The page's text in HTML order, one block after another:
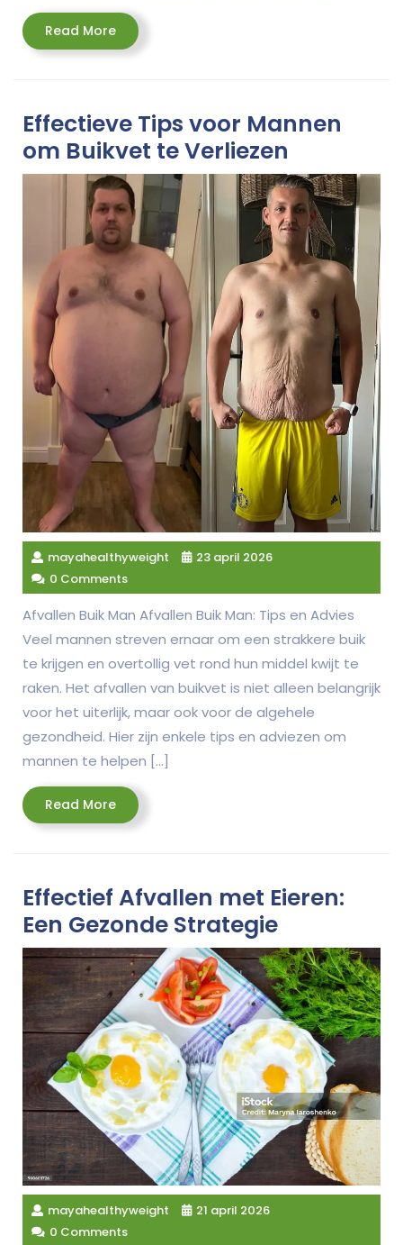
Read MoreRead
More
Effectieve Tips voor Mannen
om Buikvet te Verliezen
mayahealthyweight
23 april 2026
0 Comments
Afvallen Buik Man Afvallen Buik Man: Tips en Advies
Veel mannen streven ernaar om een strakkere buik
te krijgen en overtollig vet rond hun middel kwijt te
raken. Het afvallen van buikvet is niet alleen belangrijk
voor het uiterlijk, maar ook voor de algehele
gezondheid. Hier zijn enkele tips en adviezen om
mannen te helpen […]
Read MoreRead
More
Effectief Afvallen met Eieren:
Een Gezonde Strategie
mayahealthyweight
21 april 2026
0 Comments